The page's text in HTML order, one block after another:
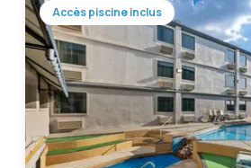
Accès piscine inclus